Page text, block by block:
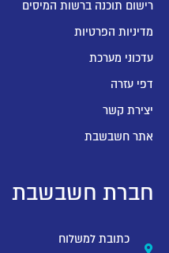
רישום תוכנה ברשות המיסים
מדיניות הפרטיות
עדכוני מערכת
דפי עזרה
יצירת קשר
אתר חשבשבת
חברת חשבשבת
כתובת למשלוח